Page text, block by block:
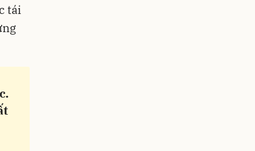
tái